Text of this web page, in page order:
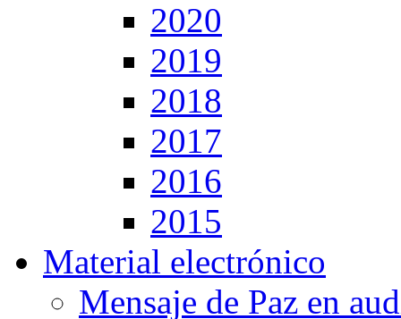
2020
2019
2018
2017
2016
2015
Material electrónico
Mensaje de Paz en